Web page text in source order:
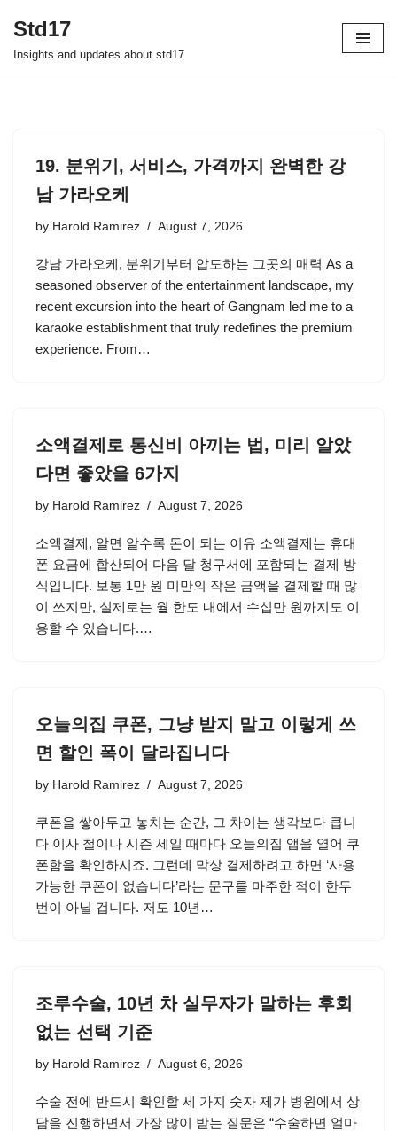
Skip
Std17
Insights and updates about std17
19. 분위기, 서비스, 가격까지 완벽한 강
남 가라오케
by Harold Ramirez August 7, 2026
강남 가라오케, 분위기부터 압도하는 그곳의 매력 As a
seasoned observer of the entertainment landscape, my
recent excursion into the heart of Gangnam led me to a
karaoke establishment that truly redefines the premium
experience. From…
소액결제로 통신비 아끼는 법, 미리 알았
다면 좋았을 6가지
by Harold Ramirez August 7, 2026
소액결제, 알면 알수록 돈이 되는 이유 소액결제는 휴대
폰 요금에 합산되어 다음 달 청구서에 포함되는 결제 방
식입니다. 보통 1만 원 미만의 작은 금액을 결제할 때 많
이 쓰지만, 실제로는 월 한도 내에서 수십만 원까지도 이
용할 수 있습니다.…
오늘의집 쿠폰, 그냥 받지 말고 이렇게 쓰
면 할인 폭이 달라집니다
by Harold Ramirez August 7, 2026
쿠폰을 쌓아두고 놓치는 순간, 그 차이는 생각보다 큽니
다 이사 철이나 시즌 세일 때마다 오늘의집 앱을 열어 쿠
폰함을 확인하시죠. 그런데 막상 결제하려고 하면 ‘사용
가능한 쿠폰이 없습니다’라는 문구를 마주한 적이 한두
번이 아닐 겁니다. 저도 10년…
조루수술, 10년 차 실무자가 말하는 후회
없는 선택 기준
by Harold Ramirez August 6, 2026
수술 전에 반드시 확인할 세 가지 숫자 제가 병원에서 상
담을 진행하면서 가장 많이 받는 질문은 “수술하면 얼마